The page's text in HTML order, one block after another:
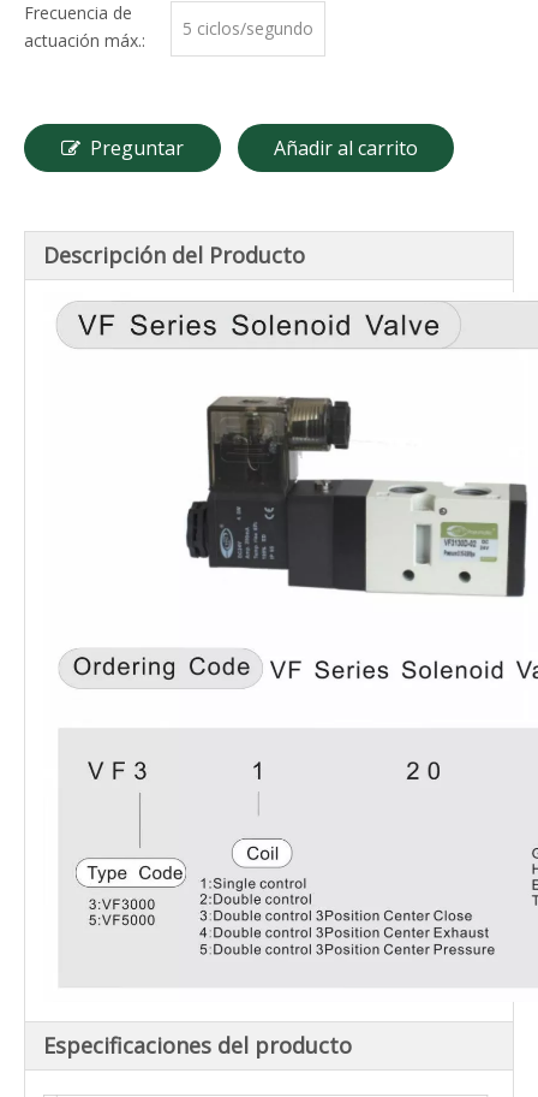
Frecuencia de
actuación máx.:
5 ciclos/segundo
Preguntar Añadir al carrito
Descripción del Producto
Especificaciones del producto